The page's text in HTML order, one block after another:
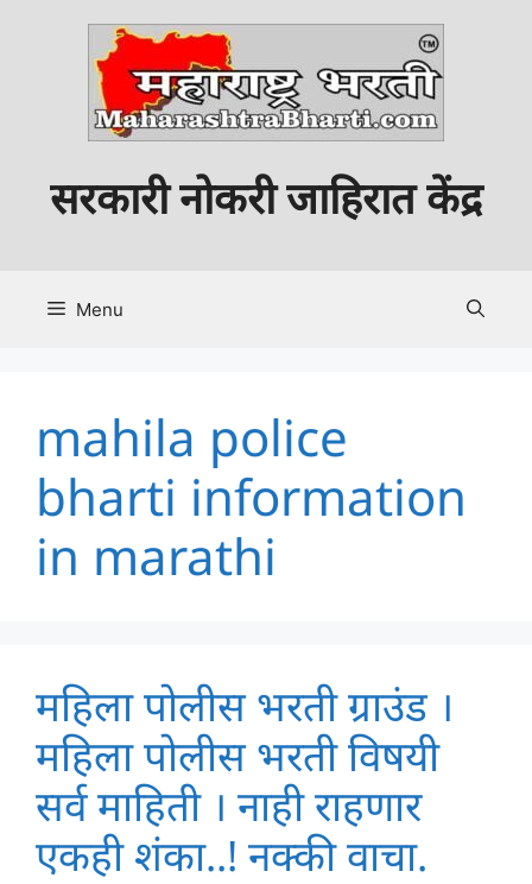
सरकारी नोकरी जाहिरात केंद्र
Menu
mahila police
bharti information
in marathi
महिला पोलीस भरती ग्राउंड ।
महिला पोलीस भरती विषयी
सर्व माहिती । नाही राहणार
एकही शंका..! नक्की वाचा.